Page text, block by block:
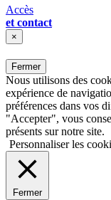
Accès
et contact
×
Fermer
Nous utilisons des
expérience de
préférences dans vos
"Accepter", vous
présents sur notre site.
Personnaliser les
Fermer